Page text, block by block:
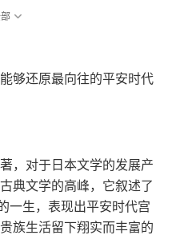
2018-10-01
发行日期
够还原最向往的平安时代
，对于日本文学的发展产
典文学的高峰，它叙述了
一生，表现出平安时代宫
族生活留下翔实而丰富的